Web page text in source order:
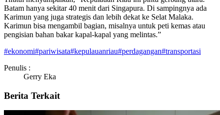
Batam hanya sekitar 40 menit dari Singapura. Di sampingnya ada
Karimun yang juga strategis dan lebih dekat ke Selat Malaka.
Karimun bisa mengambil bagian, misalnya untuk peti kemas atau
pengisian bahan bakar kapal-kapal yang melintas.”
#ekonomi#pariwisata#kepulauanriau#perdagangan#transportasi
Penulis :
Gerry Eka
Berita Terkait